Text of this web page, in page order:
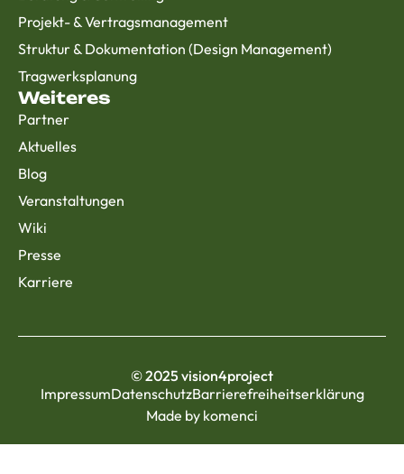
Projekt- & Vertragsmanagement
Struktur & Dokumentation (Design Management)
Tragwerksplanung
Weiteres
Partner
Aktuelles
Blog
Veranstaltungen
Wiki
Presse
Karriere
© 2025 vision4project
ImpressumDatenschutzBarrierefreiheitserklärung
Made by komenci